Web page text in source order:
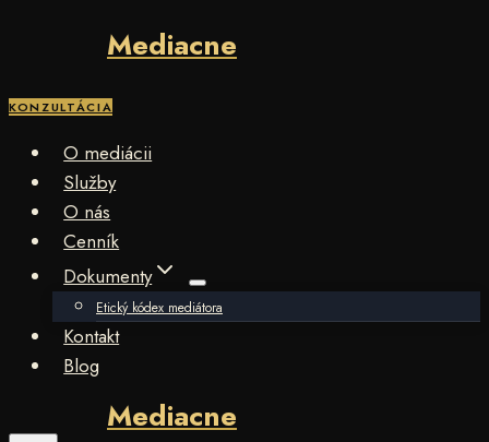
content
Mediacne
KONZULTÁCIA
O mediácii
Služby
O nás
Cenník
Dokumenty
Etický kódex mediátora
Kontakt
Blog
Mediacne